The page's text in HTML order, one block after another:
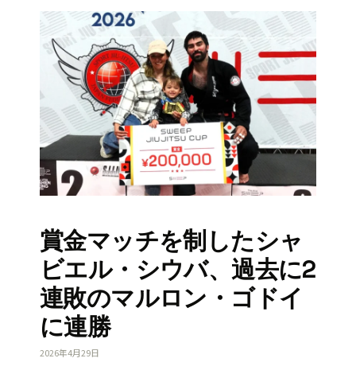
賞金マッチを制したシャ
ビエル・シウバ、過去に2
連敗のマルロン・ゴドイ
に連勝
2026年4月29日